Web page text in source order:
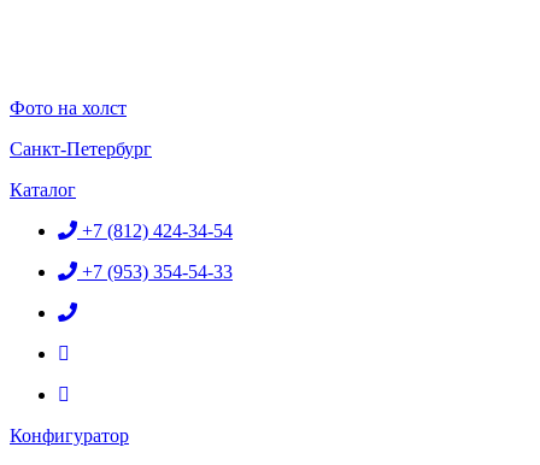
Фото на холст
Санкт-Петербург
Каталог
+7 (812) 424-34-54
+7 (953) 354-54-33
Конфигуратор